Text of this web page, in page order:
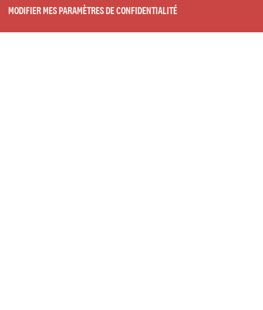
MODIFIER MES PARAMÈTRES DE CONFIDENTIALITÉ